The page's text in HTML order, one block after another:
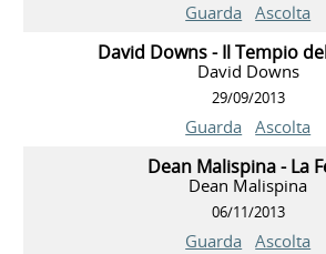
Guarda Ascolta
David Downs - Il Tempio
David Downs
29/09/2013
Guarda Ascolta
Dean Malispina - La
Dean Malispina
06/11/2013
Guarda Ascolta